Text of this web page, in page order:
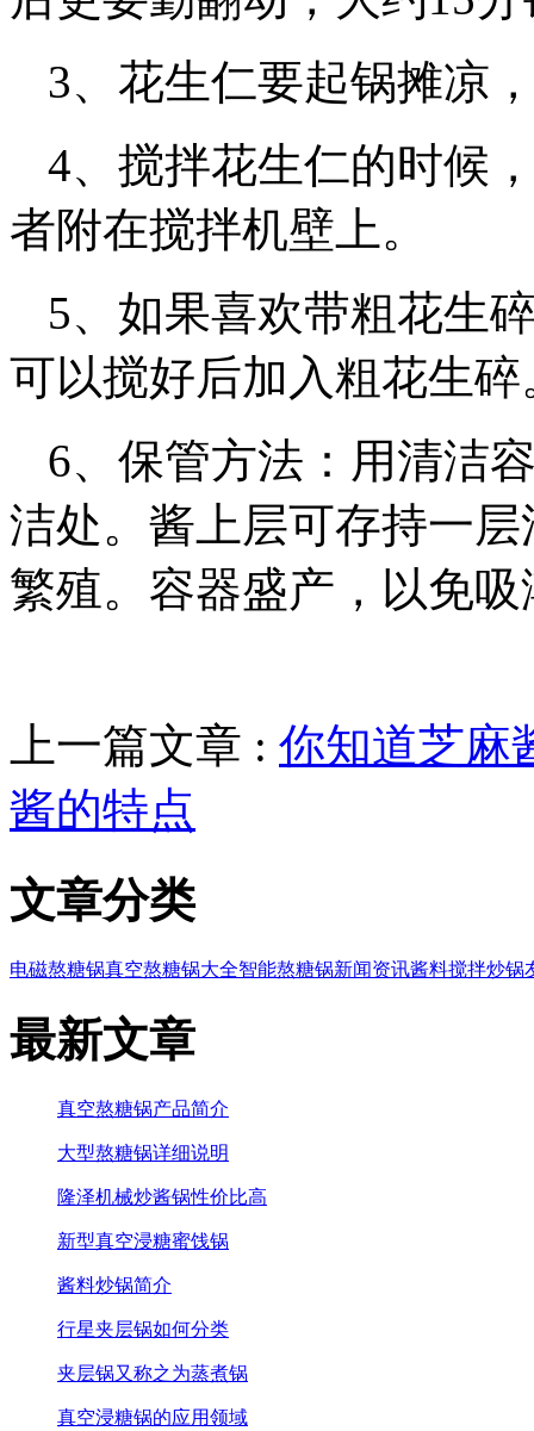
3、花生仁要起锅摊凉
4、搅拌花生仁的时候
者附在搅拌机壁上。
5、如果喜欢带粗花生
可以搅好后加入粗花生碎
6、保管方法：用清洁
洁处。酱上层可存持一
繁殖。容器盛产，以免
上一篇文章 : 你知道芝麻
酱的特点
文章分类
电磁熬糖锅真空熬糖锅大全智能熬糖锅新闻资讯酱料搅拌炒锅
最新文章
真空熬糖锅产品简介
大型熬糖锅详细说明
隆泽机械炒酱锅性价比高
新型真空浸糖蜜饯锅
酱料炒锅简介
行星夹层锅如何分类
夹层锅又称之为蒸煮锅
真空浸糖锅的应用领域